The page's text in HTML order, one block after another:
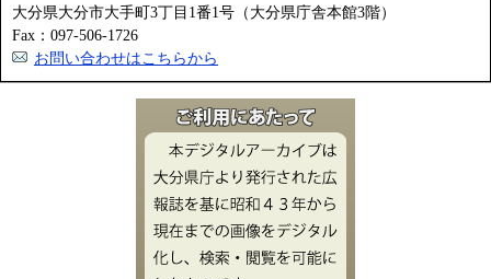
大分県大分市大手町3丁目1番1号（大分県庁舎本館3階）
Fax：097-506-1726
お問い合わせはこちらから